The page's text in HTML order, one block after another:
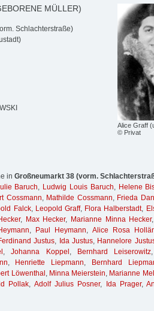
Alice Graff
© Privat
MÜLLER)
Schlachterstraße)
in Großneumarkt 38 (vorm.
Baruch, Ludwig Louis Baruch, Helene
Cossmann, Mathilde Cossmann, Frieda
Falck, Leopold Graff, Flora Halberstadt,
, Max Hecker, Marianne Minna Hecker
, Paul Heymann, Alice Rosa
Justus, Ida Justus, Hannelore
,Johanna Koppel , Bernhard Leiserowitz
, Henriette Liepmann,
Bernhard
Löwenthal , Minna Meierstein, Marianne
Pollak, Adolf Julius Posner, Ida Prager,